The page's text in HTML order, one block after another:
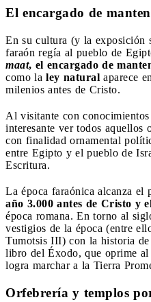
El encargado de
En su cultura (y la exposición
faraón regía al pueblo de
maat, el encargado de
como la ley natural aparece
milenios antes de Cristo.
Al visitante con
interesante ver todos aquellos
con finalidad ornamental
entre Egipto y el pueblo de
Escritura.
La época faraónica alcanza el
año 3.000 antes de Cristo y
época romana. En torno al
vestigios de la época (entre
Tumotsis III) con la historia
libro del Éxodo, que oprime al
logra marchar a la Tierra
Orfebrería y templos